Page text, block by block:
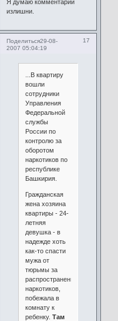
Я думаю комментарии
излишни.
Поделиться 17
29-08-
2007 05:04:19
...В квартиру
вошли
сотрудники
Управления
Федеральной
службы
России по
контролю за
оборотом
наркотиков по
республике
Башкирия.
Гражданская
жена хозяина
квартиры - 24-
летняя
девушка - в
надежде хоть
как-то спасти
мужа от
тюрьмы за
распространение
наркотиков,
побежала в
комнату к
ребенку. Там